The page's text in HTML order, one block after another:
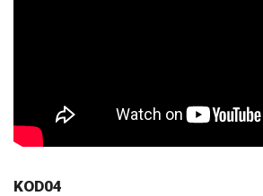
KOD04